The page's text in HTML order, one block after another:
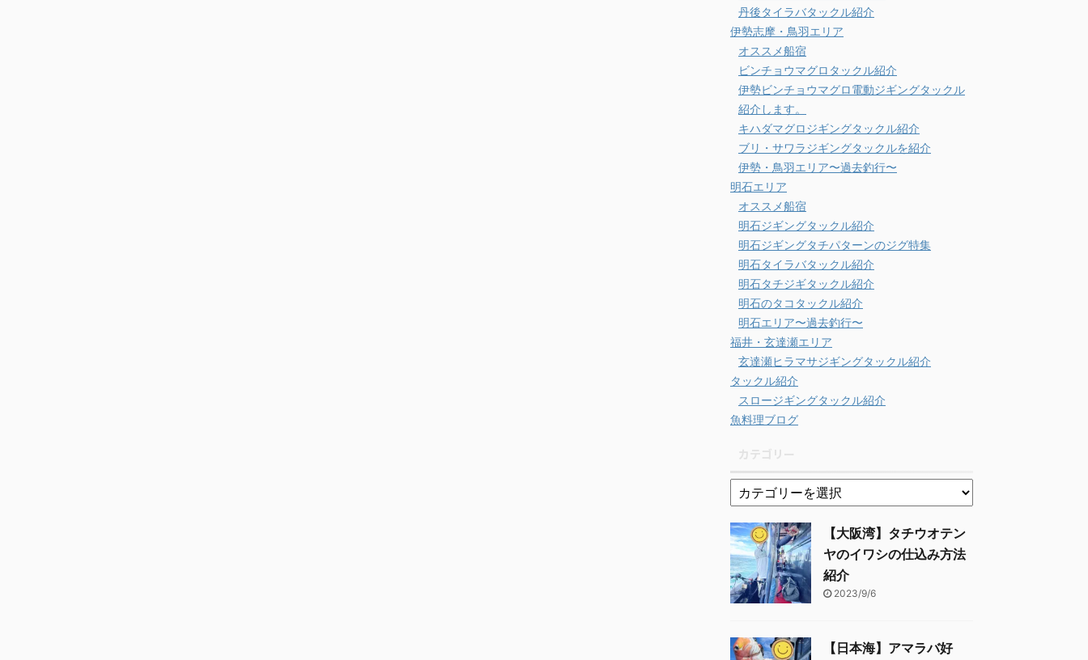
丹後タイラバタックル紹介
伊勢志摩・鳥羽エリア
オススメ船宿
ビンチョウマグロタックル紹介
伊勢ビンチョウマグロ電動ジギングタックル
紹介します。
キハダマグロジギングタックル紹介
ブリ・サワラジギングタックルを紹介
伊勢・鳥羽エリア〜過去釣行〜
明石エリア
オススメ船宿
明石ジギングタックル紹介
明石ジギングタチパターンのジグ特集
明石タイラバタックル紹介
明石タチジギタックル紹介
明石のタコタックル紹介
明石エリア〜過去釣行〜
福井・玄達瀬エリア
玄達瀬ヒラマサジギングタックル紹介
タックル紹介
スロージギングタックル紹介
魚料理ブログ
【大阪湾】タチウオテン
ヤのイワシの仕込み方法
紹介
2023/9/6
【日本海】アマラバ好